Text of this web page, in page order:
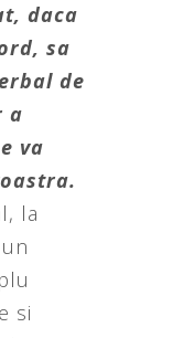
daca
sa
de
a
va
la
si